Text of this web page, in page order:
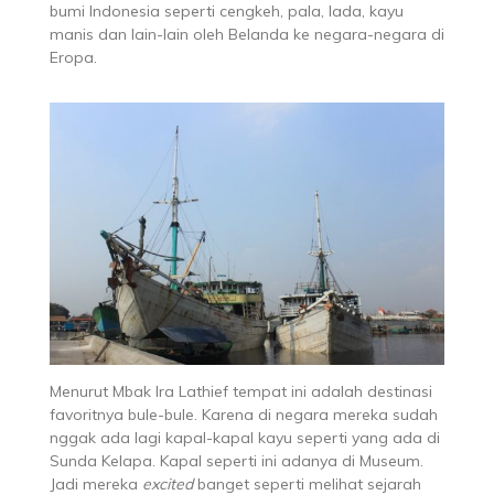
bumi Indonesia seperti cengkeh, pala, lada, kayu
manis dan lain-lain oleh Belanda ke negara-negara di
Eropa.
Menurut Mbak Ira Lathief tempat ini adalah destinasi
favoritnya bule-bule. Karena di negara mereka sudah
nggak ada lagi kapal-kapal kayu seperti yang ada di
Sunda Kelapa. Kapal seperti ini adanya di Museum.
Jadi mereka excitedbanget seperti melihat sejarah